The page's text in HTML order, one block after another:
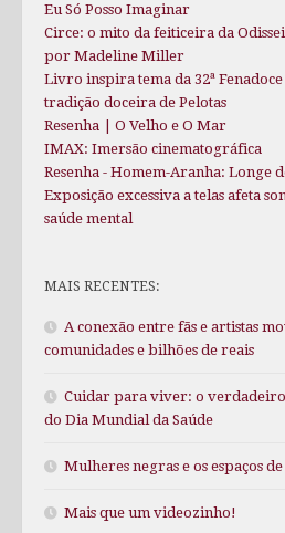
Eu Só Posso Imaginar
Circe: o mito da feiticeira da
por Madeline Miller
Livro inspira tema da 32ª
tradição doceira de Pelotas
Resenha | O Velho e O Mar
IMAX: Imersão cinematográfica
Resenha - Homem-Aranha: Longe
Exposição excessiva a telas afeta
saúde mental
MAIS RECENTES:
A conexão entre fãs e artistas
comunidades e bilhões de reais
Cuidar para viver: o
do Dia Mundial da Saúde
Mulheres negras e os espaços
Mais que um videozinho!